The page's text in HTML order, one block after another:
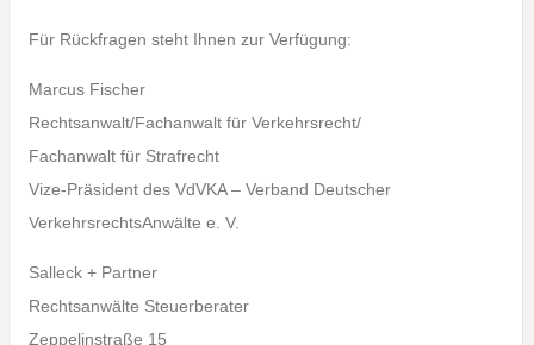
Für Rückfragen steht Ihnen zur Verfügung:
Marcus Fischer
Rechtsanwalt/Fachanwalt für Verkehrsrecht/
Fachanwalt für Strafrecht
Vize-Präsident des VdVKA – Verband Deutscher
VerkehrsrechtsAnwälte e. V.
Salleck + Partner
Rechtsanwälte Steuerberater
Zeppelinstraße 15